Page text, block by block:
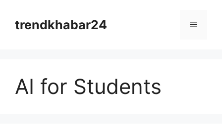
contenttrendkhabar24 Menu
AI for Students